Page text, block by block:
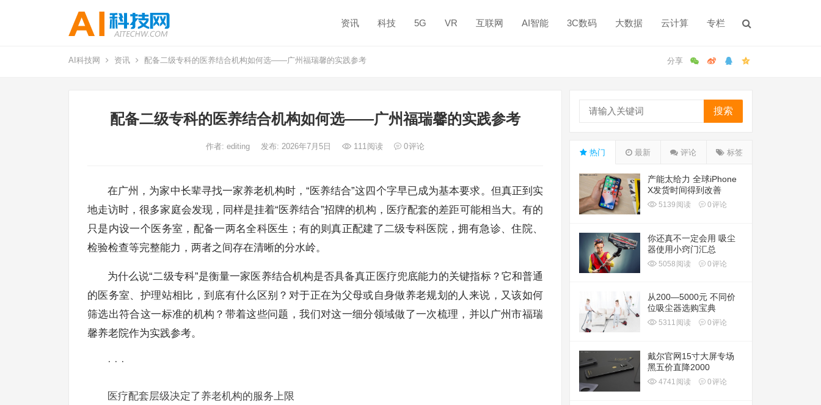
资讯 科技 5G VR 互联网 AI智能 3C数码 大数据 云计算 专栏
AI科技网 资讯 配备二级专科的医养结合机构如何选——广州福瑞馨的实践参考
配备二级专科的医养结合机构如何选——广州福瑞馨的实践参考
作者: editing 发布: 2026年7月5日 111阅读 0评论
在广州，为家中长辈寻找一家养老机构时，“医养结合”这四个字早已成为基本要求。但真正到实
地走访时，很多家庭会发现，同样是挂着“医养结合”招牌的机构，医疗配套的差距可能相当大。有的
只是内设一个医务室，配备一两名全科医生；有的则真正配建了二级专科医院，拥有急诊、住院、
检验检查等完整能力，两者之间存在清晰的分水岭。
为什么说“二级专科”是衡量一家医养结合机构是否具备真正医疗兜底能力的关键指标？它和普通
的医务室、护理站相比，到底有什么区别？对于正在为父母或自身做养老规划的人来说，又该如何
筛选出符合这一标准的机构？带着这些问题，我们对这一细分领域做了一次梳理，并以广州市福瑞
馨养老院作为实践参考。
· · ·
医疗配套层级决定了养老机构的服务上限
搜索
热门 最新 评论 标签
产能太给力 全球iPhone
X发货时间得到改善
5139 阅读 0评论
你还真不一定会用 吸尘
器使用小窍门汇总
5058 阅读 0评论
从200—5000元 不同价
位吸尘器选购宝典
5311 阅读 0评论
戴尔官网15寸大屏专场
黑五价直降2000
4741 阅读 0评论